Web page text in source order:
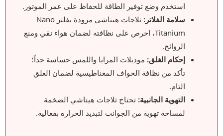
استخدم وضع توفير الطاقة للحفاظ على عمر الموتور.
سلامة الفلاتر:
ثلاجات هيتاشي مزودة بفلتر Nano
Titanium، احرص على نظافته لضمان هواء نقي ومنع
الروائح.
إحكام الغلق: موديلات المرايا واللمس حساسة جداً؛
تأكد من نظافة الحواف المغناطيسية لضمان الغلق
التام.
التهوية الجانبية: تحتاج ثلاجات هيتاشي الضخمة
لمساحة تهوية من الجوانب لتبديد الحرارة بفعالية.